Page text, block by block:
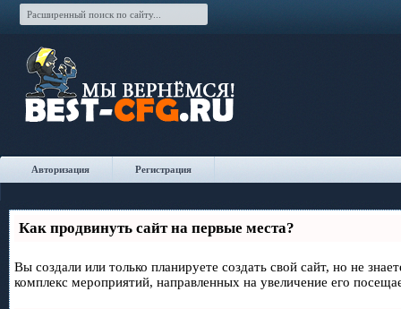
Авторизация Регистрация
Как продвинуть сайт на первые места?
Вы создали или только планируете создать свой сайт, но не
комплекс мероприятий, направленных на увеличение его